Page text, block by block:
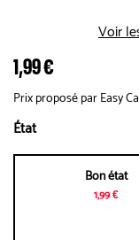
Voir
1,99 €
Prix proposé par Easy
État
Bon état
1,99 €